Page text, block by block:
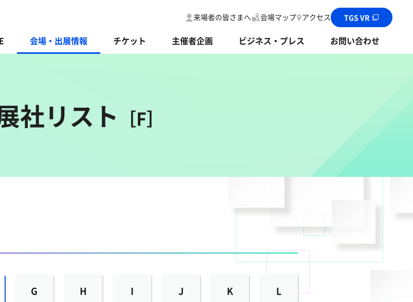
来場者の皆さまへ 会場マップ アクセス TGS VR
会場・出展情報 チケット 主催者企画 ビジネス・プレス お問い合わせ
社リスト ［F］
G H I J K L